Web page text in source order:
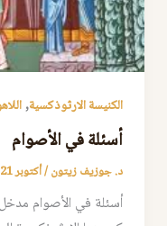
الكنيسة الارثوذكسية,
أسئلة في الأصوام
د. جوزيف زيتون/أكتوبر 21, 2024
أسئلة في الأصوام